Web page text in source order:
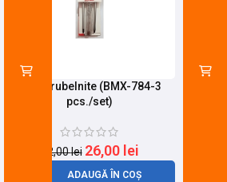
Set Surubelnite (BMX-784-3
pcs./set)
32,00lei 26,00 lei
ADAUGĂ ÎN COȘ